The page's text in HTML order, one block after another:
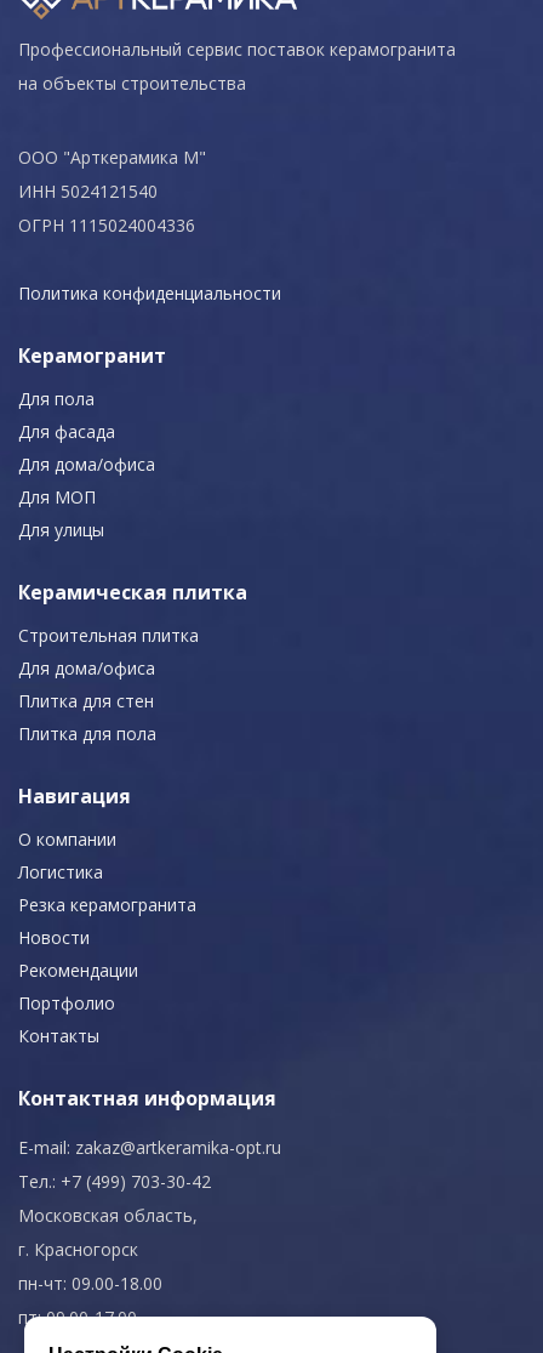
Профессиональный сервис поставок керамогранита
на объекты строительства
ООО "Арткерамика М"
ИНН 5024121540
ОГРН 1115024004336
Политика конфиденциальности
Керамогранит
Для пола
Для фасада
Для дома/офиса
Для МОП
Для улицы
Керамическая плитка
Строительная плитка
Для дома/офиса
Плитка для стен
Плитка для пола
Навигация
О компании
Логистика
Резка керамогранита
Новости
Рекомендации
Портфолио
Контакты
Контактная информация
E-mail: zakaz@artkeramika-opt.ru
Тел.: +7 (499) 703-30-42
Московская область,
г. Красногорск
пн-чт: 09.00-18.00
пт: 09.00-17.00